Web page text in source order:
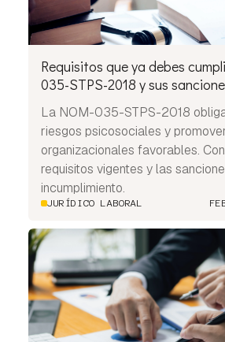
Requisitos que ya debes
035-STPS-2018 y sus
La NOM-035-STPS-2018
riesgos psicosociales y
organizacionales favorables.
requisitos vigentes y las
incumplimiento.
JURÍDICO LABORAL